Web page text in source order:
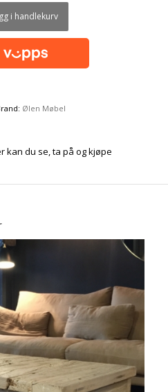
i handlekurv
Ølen Møbel
kan du se, ta på og kjøpe